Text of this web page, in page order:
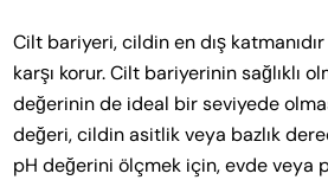
Cilt bariyeri, cildin en dış
karşı korur. Cilt bariyerinin sağlıklı
değerinin de ideal bir seviyede
değeri, cildin asitlik veya bazlık
pH değerini ölçmek için, evde veya